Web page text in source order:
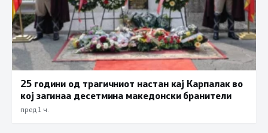
25 години од трагичниот настан кај Карпалак во
кој загинаа десетмина македонски бранители
пред 1 ч.